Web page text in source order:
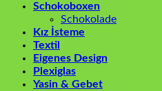
Schokoboxen
Schokolade
Kız İsteme
Textil
Eigenes Design
Plexiglas
Yasin & Gebet